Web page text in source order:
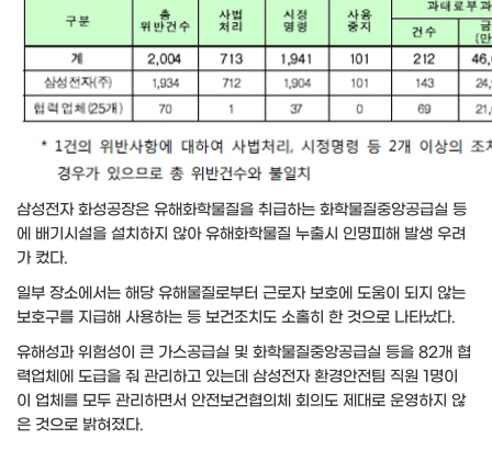
삼성전자 화성공장은 유해화학물질을 취급하는 화학물질중앙공급실 등
에 배기시설을 설치하지 않아 유해화학물질 누출시 인명피해 발생 우려
가 컸다.
일부 장소에서는 해당 유해물질로부터 근로자 보호에 도움이 되지 않는
보호구를 지급해 사용하는 등 보건조치도 소홀히 한 것으로 나타났다.
유해성과 위험성이 큰 가스공급실 및 화학물질중앙공급실 등을 82개 협
력업체에 도급을 줘 관리하고 있는데 삼성전자 환경안전팀 직원 1명이
이 업체를 모두 관리하면서 안전보건협의체 회의도 제대로 운영하지 않
은 것으로 밝혀졌다.